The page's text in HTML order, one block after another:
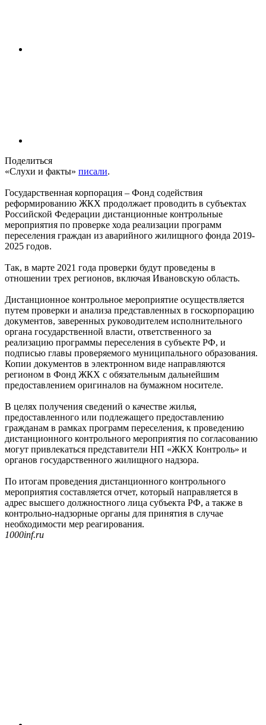
Поделиться
«Слухи и факты» писали.
Государственная корпорация – Фонд содействия
реформированию ЖКХ продолжает проводить в субъектах
Российской Федерации дистанционные контрольные
мероприятия по проверке хода реализации программ
переселения граждан из аварийного жилищного фонда 2019-
2025 годов.
Так, в марте 2021 года проверки будут проведены в
отношении трех регионов, включая Ивановскую область.
Дистанционное контрольное мероприятие осуществляется
путем проверки и анализа представленных в госкорпорацию
документов, заверенных руководителем исполнительного
органа государственной власти, ответственного за
реализацию программы переселения в субъекте РФ, и
подписью главы проверяемого муниципального образования.
Копии документов в электронном виде направляются
регионом в Фонд ЖКХ с обязательным дальнейшим
предоставлением оригиналов на бумажном носителе.
В целях получения сведений о качестве жилья,
предоставленного или подлежащего предоставлению
гражданам в рамках программ переселения, к проведению
дистанционного контрольного мероприятия по согласованию
могут привлекаться представители НП «ЖКХ Контроль» и
органов государственного жилищного надзора.
По итогам проведения дистанционного контрольного
мероприятия составляется отчет, который направляется в
адрес высшего должностного лица субъекта РФ, а также в
контрольно-надзорные органы для принятия в случае
необходимости мер реагирования.
1000inf.ru